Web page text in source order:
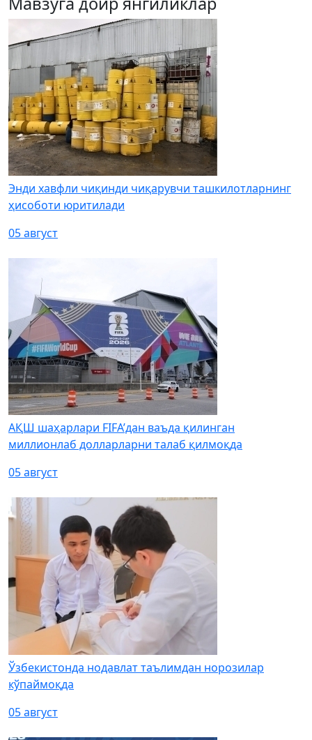
Энди хавфли чиқинди чиқарувчи ташкилотларнинг
ҳисоботи юритилади
05 август
АҚШ шаҳарлари FIFA’дан ваъда қилинган
миллионлаб долларларни талаб қилмоқда
05 август
Ўзбекистонда нодавлат таълимдан норозилар
кўпаймоқда
05 август